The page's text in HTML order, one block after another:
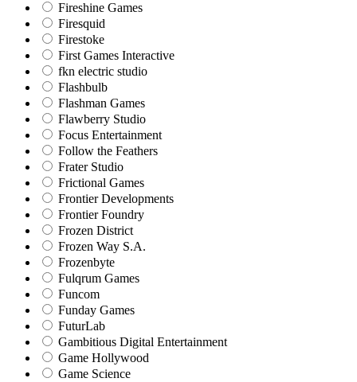
Fireshine Games
Firesquid
Firestoke
First Games Interactive
fkn electric studio
Flashbulb
Flashman Games
Flawberry Studio
Focus Entertainment
Follow the Feathers
Frater Studio
Frictional Games
Frontier Developments
Frontier Foundry
Frozen District
Frozen Way S.A.
Frozenbyte
Fulqrum Games
Funcom
Funday Games
FuturLab
Gambitious Digital Entertainment
Game Hollywood
Game Science